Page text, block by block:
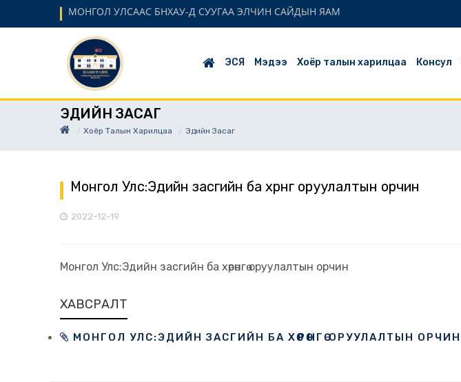
МОНГОЛ УЛСААС БНХАУ-Д СУУГАА ЭЛЧИН САЙДЫН ЯАМ
ЭСЯ Мэдээ Хоёр талын харилцаа Консул
ЭДИЙН ЗАСАГ
Хоёр Талын Харилцаа Эдийн Засаг
Монгол Улс:Эдийн засгийн ба хөрөнгө оруулалтын орчин
2022-12-19
Монгол Улс:Эдийн засгийн ба хөрөнгө оруулалтын орчин
ХАВСРАЛТ
МОНГОЛ УЛС:ЭДИЙН ЗАСГИЙН БА ХӨРӨНГӨ ОРУУЛАЛТЫН ОРЧИН